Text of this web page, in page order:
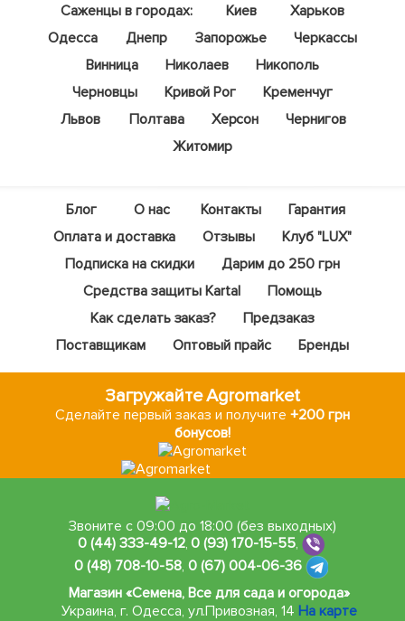
Саженцы в городах: Киев
Харьков
Одесса
Днепр Запорожье
Черкассы
Винница
Николаев
Никополь
Черновцы
Кривой Рог
Кременчуг
Львов
Полтава Херсон
Чернигов
Житомир
Блог О нас Контакты
Гарантия
Оплата и доставка
Отзывы
Клуб "LUX"
Подписка на скидки
Дарим до 250 грн
Средства защиты Kartal
Помощь
Как сделать заказ?
Предзаказ
Поставщикам
Оптовый прайс Бренды
Загружайте Agromarket
Сделайте первый заказ и получите +200 грн
бонусов!
Звоните с 09:00 до 18:00 (без выходных)
0 (44) 333-49-12,0 (93) 170-15-55,
0 (48) 708-10-58, 0 (67) 004-06-36
Магазин «Семена, Все для сада и огорода»
Украина, г. Одесса, ул.Привозная, 14 На карте